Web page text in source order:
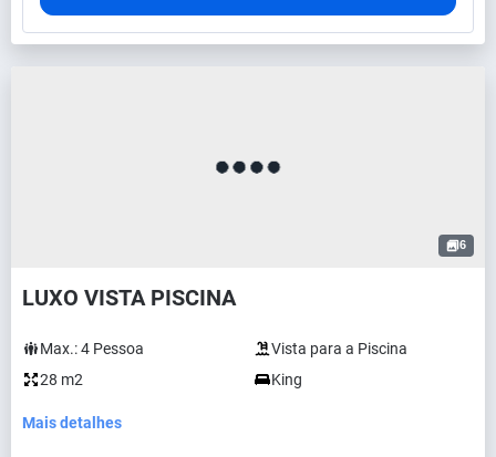
6
LUXO VISTA PISCINA
Max.:4 Pessoa
Vista para a Piscina
28 m2
King
Mais detalhes